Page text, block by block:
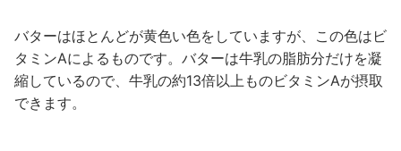
バターはほとんどが黄色い色をしていますが、この色はビ
タミンAによるものです。バターは牛乳の脂肪分だけを凝
縮しているので、牛乳の約13倍以上ものビタミンAが摂取
できます。